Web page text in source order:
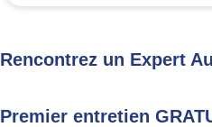
Rencontrez un Expert
Premier entretien